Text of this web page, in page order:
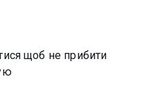
щоб не прибити